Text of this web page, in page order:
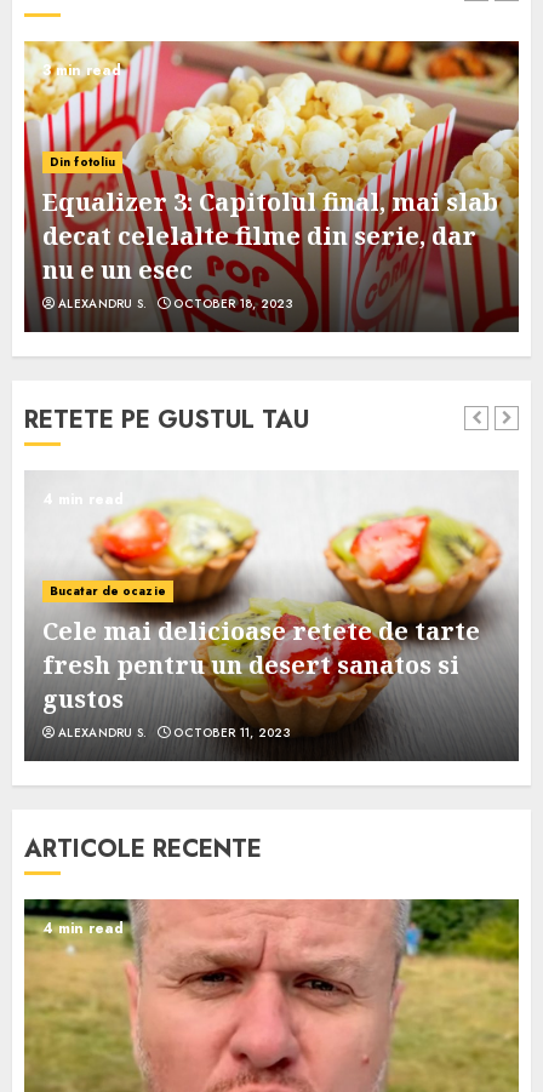
3 min read
Din fotoliu
Equalizer 3: Capitolul final, mai slab
decat celelalte filme din serie, dar
nu e un esec
ALEXANDRU S. OCTOBER 18, 2023
RETETE PE GUSTUL TAU
4 min read
Bucatar de ocazie
Cele mai delicioase retete de tarte
fresh pentru un desert sanatos si
gustos
ALEXANDRU S. OCTOBER 11, 2023
ARTICOLE RECENTE
4 min read